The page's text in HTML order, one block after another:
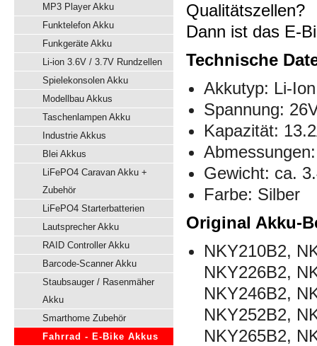
MP3 Player Akku
Funktelefon Akku
Funkgeräte Akku
Li-ion 3.6V / 3.7V Rundzellen
Spielekonsolen Akku
Modellbau Akkus
Taschenlampen Akku
Industrie Akkus
Blei Akkus
LiFePO4 Caravan Akku +
Zubehör
LiFePO4 Starterbatterien
Lautsprecher Akku
RAID Controller Akku
Barcode-Scanner Akku
Staubsauger / Rasenmäher
Akku
Smarthome Zubehör
Fahrrad - E-Bike Akkus
Qualitätszellen?
Dann ist das E-
Technische
Akkutyp: Li-Ion
Spannung:
Kapazität:
Gewicht: ca.
Farbe: Silber
Original Akku-
NKY210B2,
NKY226B2,
NKY246B2,
NKY252B2,
NKY265B2,